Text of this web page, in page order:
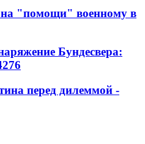
"помощи" военному в
Бундесвера:
перед дилеммой -